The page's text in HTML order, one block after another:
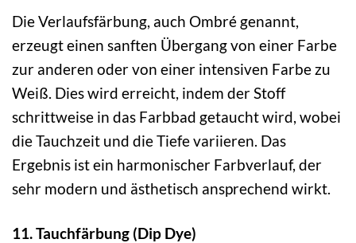
Die Verlaufsfärbung, auch Ombré genannt,
erzeugt einen sanften Übergang von einer Farbe
zur anderen oder von einer intensiven Farbe zu
Weiß. Dies wird erreicht, indem der Stoff
schrittweise in das Farbbad getaucht wird, wobei
die Tauchzeit und die Tiefe variieren. Das
Ergebnis ist ein harmonischer Farbverlauf, der
sehr modern und ästhetisch ansprechend wirkt.
11. Tauchfärbung (Dip Dye)